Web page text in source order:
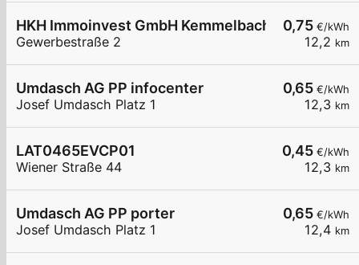
0,75 €/kWh
12,2 km
HKH Immoinvest GmbH Kemmelbach
Gewerbestraße 2
0,65 €/kWh
12,3 km
Umdasch AG PP infocenter
Josef Umdasch Platz 1
0,45 €/kWh
12,3 km
LAT0465EVCP01
Wiener Straße 44
0,65 €/kWh
12,4 km
Umdasch AG PP porter
Josef Umdasch Platz 1